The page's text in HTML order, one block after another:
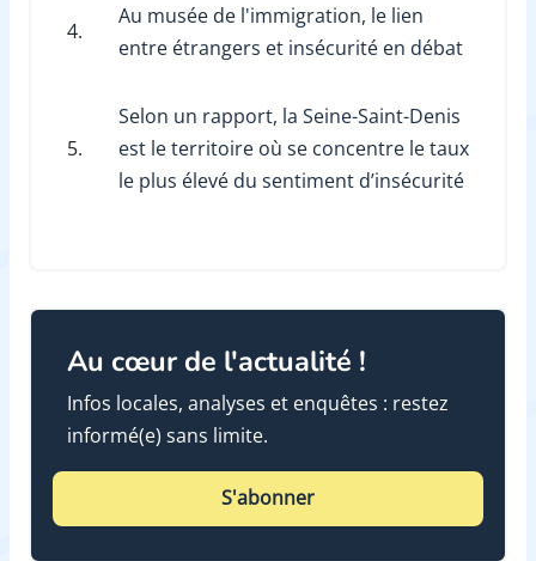
4.
Au musée de l'immigration, le lien
entre étrangers et insécurité en débat
5.
Selon un rapport, la Seine-Saint-Denis
est le territoire où se concentre le taux
le plus élevé du sentiment d’insécurité
Au cœur de l'actualité !
Infos locales, analyses et enquêtes : restez
informé(e) sans limite.
S'abonner